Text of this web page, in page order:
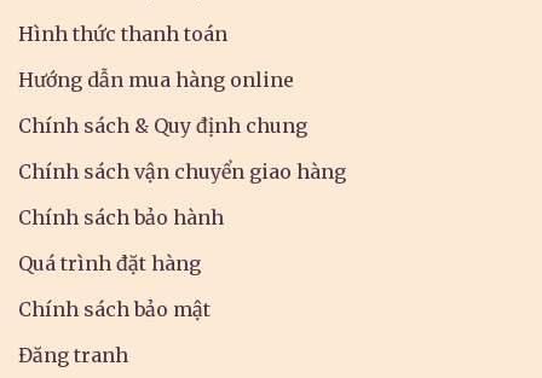
Hình thức thanh toán
Hướng dẫn mua hàng online
Chính sách & Quy định chung
Chính sách vận chuyển giao hàng
Chính sách bảo hành
Quá trình đặt hàng
Chính sách bảo mật
Đăng tranh